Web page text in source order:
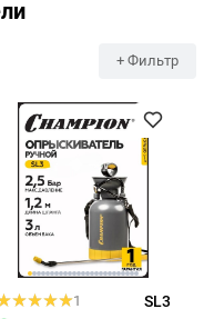
дни:с 9:00 до 20:00
+ Фильтр
1 SL3